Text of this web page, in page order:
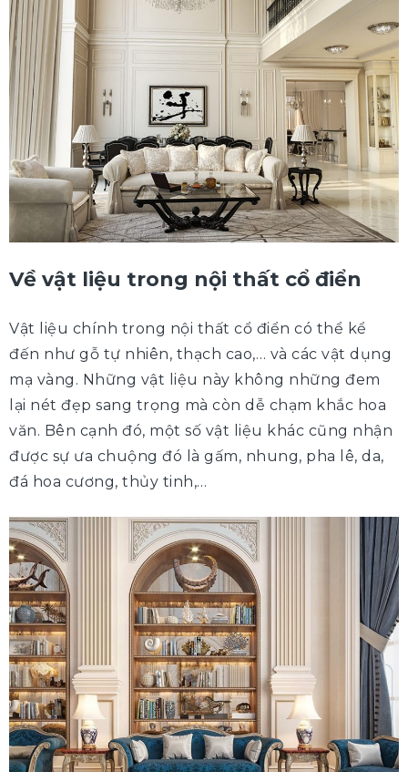
Về vật liệu trong nội thất cổ điển
Vật liệu chính trong nội thất cổ điển có thể kể
đến như gỗ tự nhiên, thạch cao,… và các vật dụng
mạ vàng. Những vật liệu này không những đem
lại nét đẹp sang trọng mà còn dễ chạm khắc hoa
văn. Bên cạnh đó, một số vật liệu khác cũng nhận
được sự ưa chuộng đó là gấm, nhung, pha lê, da,
đá hoa cương, thủy tinh,…